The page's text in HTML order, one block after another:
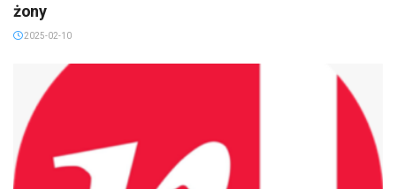
żony
2025-02-10